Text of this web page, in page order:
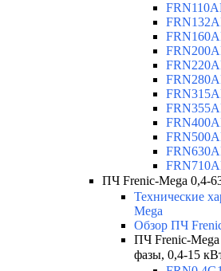
ПЧ Frenic-Mega 0,4-
Технические
Mega
Обзор ПЧ
ПЧ Frenic-
фазы, 0,4-15